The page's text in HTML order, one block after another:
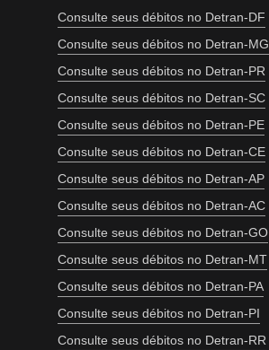
Consulte seus débitos no Detran-DF
Consulte seus débitos no Detran-MG
Consulte seus débitos no Detran-PR
Consulte seus débitos no Detran-SC
Consulte seus débitos no Detran-PE
Consulte seus débitos no Detran-CE
Consulte seus débitos no Detran-AP
Consulte seus débitos no Detran-AC
Consulte seus débitos no Detran-GO
Consulte seus débitos no Detran-MT
Consulte seus débitos no Detran-PA
Consulte seus débitos no Detran-PI
Consulte seus débitos no Detran-RR